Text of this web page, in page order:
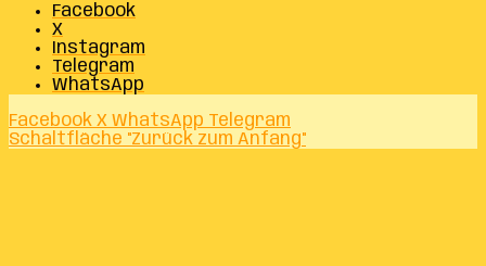
Facebook
X
Instagram
Telegram
WhatsApp
Facebook X WhatsApp Telegram
Schaltfläche "Zurück zum Anfang"